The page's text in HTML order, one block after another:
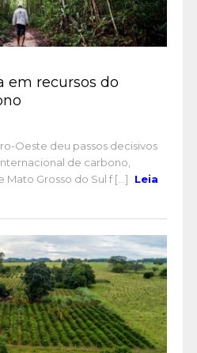
em recursos do
Oeste deu passos decisivos
de carbono,
Mato Grosso do Sul f [...]
Leia